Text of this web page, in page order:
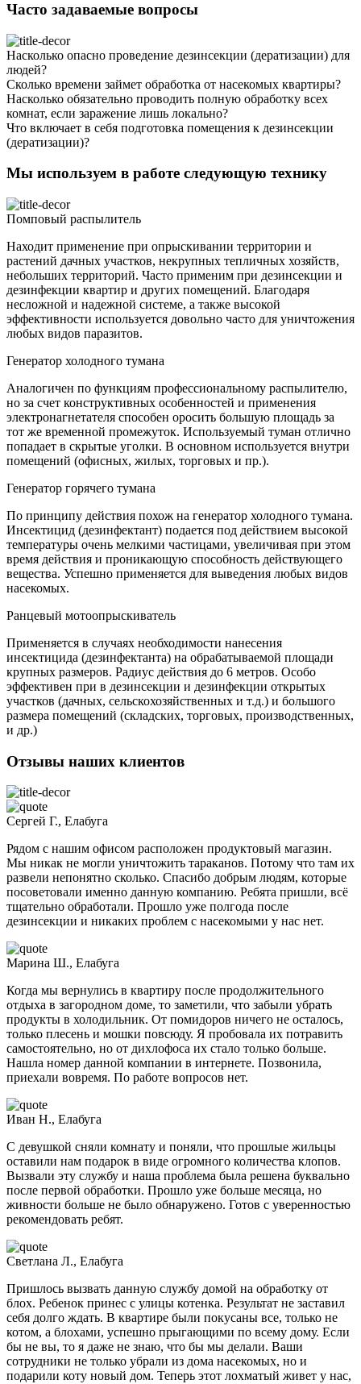
Часто задаваемые вопросы
Насколько опасно проведение дезинсекции (дератизации) для
людей?
Сколько времени займет обработка от насекомых квартиры?
Насколько обязательно проводить полную обработку всех
комнат, если заражение лишь локально?
Что включает в себя подготовка помещения к дезинсекции
(дератизации)?
Мы используем в работе следующую технику
Помповый распылитель
Находит применение при опрыскивании территории и
растений дачных участков, некрупных тепличных хозяйств,
небольших территорий. Часто применим при дезинсекции и
дезинфекции квартир и других помещений. Благодаря
несложной и надежной системе, а также высокой
эффективности используется довольно часто для уничтожения
любых видов паразитов.
Генератор холодного тумана
Аналогичен по функциям профессиональному распылителю,
но за счет конструктивных особенностей и применения
электронагнетателя способен оросить большую площадь за
тот же временной промежуток. Используемый туман отлично
попадает в скрытые уголки. В основном используется внутри
помещений (офисных, жилых, торговых и пр.).
Генератор горячего тумана
По принципу действия похож на генератор холодного тумана.
Инсектицид (дезинфектант) подается под действием высокой
температуры очень мелкими частицами, увеличивая при этом
время действия и проникающую способность действующего
вещества. Успешно применяется для выведения любых видов
насекомых.
Ранцевый мотоопрыскиватель
Применяется в случаях необходимости нанесения
инсектицида (дезинфектанта) на обрабатываемой площади
крупных размеров. Радиус действия до 6 метров. Особо
эффективен при в дезинсекции и дезинфекции открытых
участков (дачных, сельскохозяйственных и т.д.) и большого
размера помещений (складских, торговых, производственных,
и др.)
Отзывы наших клиентов
Сергей Г., Елабуга
Рядом с нашим офисом расположен продуктовый магазин.
Мы никак не могли уничтожить тараканов. Потому что там их
развели непонятно сколько. Спасибо добрым людям, которые
посоветовали именно данную компанию. Ребята пришли, всё
тщательно обработали. Прошло уже полгода после
дезинсекции и никаких проблем с насекомыми у нас нет.
Марина Ш., Елабуга
Когда мы вернулись в квартиру после продолжительного
отдыха в загородном доме, то заметили, что забыли убрать
продукты в холодильник. От помидоров ничего не осталось,
только плесень и мошки повсюду. Я пробовала их потравить
самостоятельно, но от дихлофоса их стало только больше.
Нашла номер данной компании в интернете. Позвонила,
приехали вовремя. По работе вопросов нет.
Иван Н., Елабуга
С девушкой сняли комнату и поняли, что прошлые жильцы
оставили нам подарок в виде огромного количества клопов.
Вызвали эту службу и наша проблема была решена буквально
после первой обработки. Прошло уже больше месяца, но
живности больше не было обнаружено. Готов с уверенностью
рекомендовать ребят.
Светлана Л., Елабуга
Пришлось вызвать данную службу домой на обработку от
блох. Ребенок принес с улицы котенка. Результат не заставил
себя долго ждать. В квартире были покусаны все, только не
котом, а блохами, успешно прыгающими по всему дому. Если
бы не вы, то я даже не знаю, что бы мы делали. Ваши
сотрудники не только убрали из дома насекомых, но и
подарили коту новый дом. Теперь этот лохматый живет у нас,